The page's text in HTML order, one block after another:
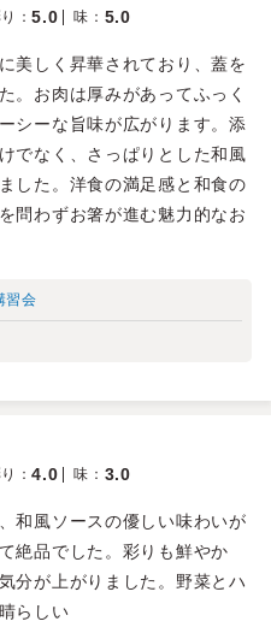
：5.0 味 ： 5.0
美しく昇華されており、蓋を
。お肉は厚みがあってふっく
シーな旨味が広がります。添
でなく、さっぱりとした和風
した。洋食の満足感と和食の
問わずお箸が進む魅力的なお
習会
：4.0 味 ： 3.0
和風ソースの優しい味わいが
絶品でした。彩りも鮮やか
分が上がりました。野菜とハ
らしい